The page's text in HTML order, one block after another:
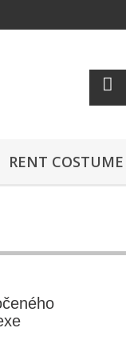
RENT COSTUME